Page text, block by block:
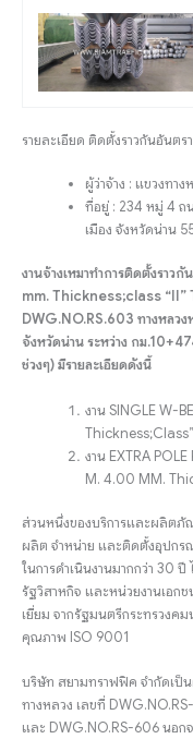
รายละเอียด ติดตั้งราวกันอันต
ผู้ว่าจ้าง : แขวงทา
ที่อยู่ : 234 หมู่ 4 ถ
เมือง จังหวัดน่าน
งานจ้างเหมาทำการติดตั้งราว
mm. Thickness;class “II”
DWG.NO.RS.603 ทางหลวง
จังหวัดน่าน ระหว่าง กม
ช่วงๆ) มีรายละเอียดดังนี้
งาน SINGLE W-
งาน EXTRA
M. 4.00 MM.
ส่วนหนึ่งของบริการและผลิตภั
ผลิต จำหน่าย และติดตั้งอุปกร
ในการดำเนินงานมากกว่า 30 ปี
รัฐวิสาหกิจ และหน่วยงานเอก
เยี่ยม จากรัฐมนตรีกระทรวงค
คุณภาพ ISO 9001
บริษัท สยามทราฟฟิค จำกัดเป็น
ทางหลวง เลขที่
และ DWG.NO.RS-606 นอก